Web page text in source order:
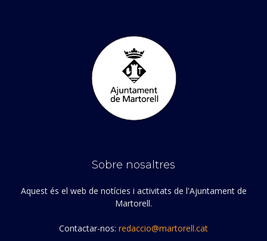
Sobre nosaltres
Aquest és el web de notícies i activitats de l'Ajuntament de
Martorell.
Contactar-nos: redaccio@martorell.cat